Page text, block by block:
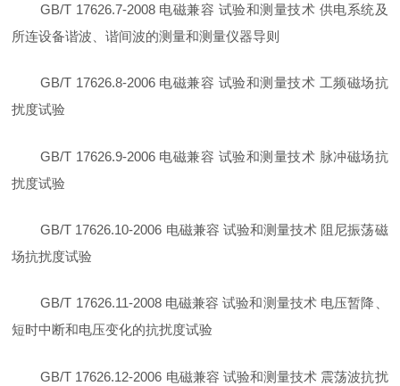
GB/T 17626.7-2008 电磁兼容 试验和测量技术 供电系统及
所连设备谐波、谐间波的测量和测量仪器导则
GB/T 17626.8-2006 电磁兼容 试验和测量技术 工频磁场抗
扰度试验
GB/T 17626.9-2006 电磁兼容 试验和测量技术 脉冲磁场抗
扰度试验
GB/T 17626.10-2006 电磁兼容 试验和测量技术 阻尼振荡磁
场抗扰度试验
GB/T 17626.11-2008 电磁兼容 试验和测量技术 电压暂降、
短时中断和电压变化的抗扰度试验
GB/T 17626.12-2006 电磁兼容 试验和测量技术 震荡波抗扰